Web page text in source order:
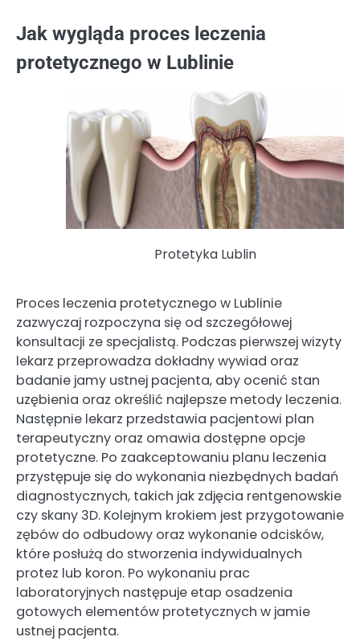
Jak wygląda proces leczenia
protetycznego w Lublinie
Protetyka Lublin
Proces leczenia protetycznego w Lublinie
zazwyczaj rozpoczyna się od szczegółowej
konsultacji ze specjalistą. Podczas pierwszej wizyty
lekarz przeprowadza dokładny wywiad oraz
badanie jamy ustnej pacjenta, aby ocenić stan
uzębienia oraz określić najlepsze metody leczenia.
Następnie lekarz przedstawia pacjentowi plan
terapeutyczny oraz omawia dostępne opcje
protetyczne. Po zaakceptowaniu planu leczenia
przystępuje się do wykonania niezbędnych badań
diagnostycznych, takich jak zdjęcia rentgenowskie
czy skany 3D. Kolejnym krokiem jest przygotowanie
zębów do odbudowy oraz wykonanie odcisków,
które posłużą do stworzenia indywidualnych
protez lub koron. Po wykonaniu prac
laboratoryjnych następuje etap osadzenia
gotowych elementów protetycznych w jamie
ustnej pacjenta.